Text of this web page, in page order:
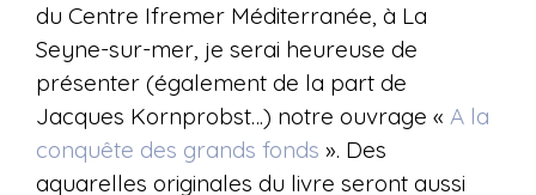
du Centre Ifremer Méditerranée, à La
Seyne-sur-mer, je serai heureuse de
présenter (également de la part de
Jacques Kornprobst…) notre ouvrage « A la
conquête des grands fonds ». Des
aquarelles originales du livre seront aussi